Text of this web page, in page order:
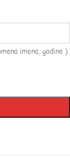
imena, godine ).